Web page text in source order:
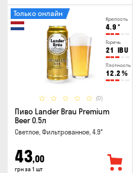
Крепость
4.9 °
Горечь
21 IBU
Плотность
12.2 %
(0)
Только онлайн
Пиво Lander Brau Premium
Beer 0.5л
Светлое, Фильтрованное, 4.9°
43,00
грн за 1 шт